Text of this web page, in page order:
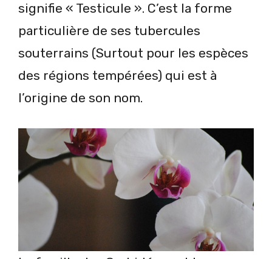
signifie « Testicule ». C’est la forme
particulière de ses tubercules
souterrains (Surtout pour les espèces
des régions tempérées) qui est à
l’origine de son nom.